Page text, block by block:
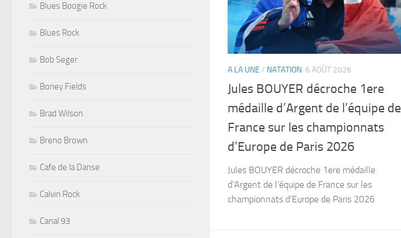
A LA UNE / NATATION 6 AOÛT 2026
Jules BOUYER décroche 1ere
médaille d’Argent de l’équipe de
France sur les championnats
d’Europe de Paris 2026
Jules BOUYER décroche 1ere médaille
d’Argent de l’équipe de France sur les
championnats d’Europe de Paris 2026
Blues Boogie Rock
Blues Rock
Bob Seger
Boney Fields
Brad Wilson
Breno Brown
Cafe de la Danse
Calvin Rock
Canal 93